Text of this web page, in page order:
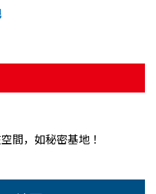
間，如秘密基地！